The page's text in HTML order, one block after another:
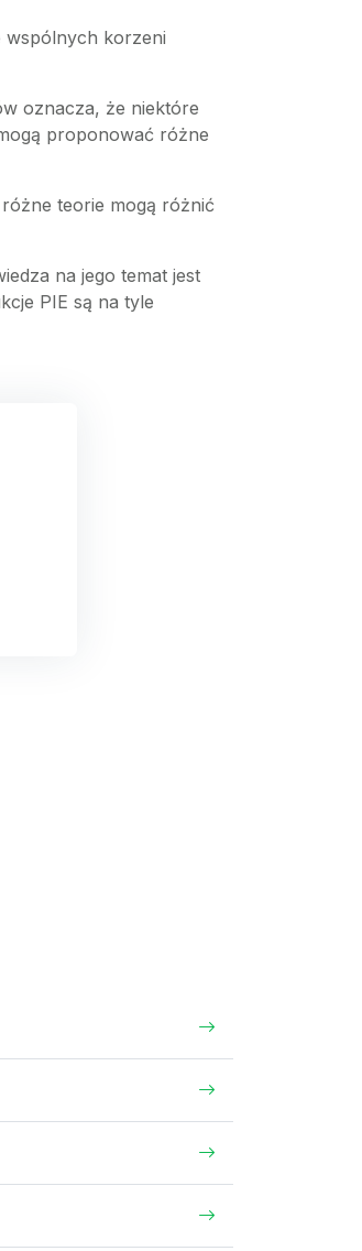
wspólnych korzeni
oznacza, że niektóre
proponować różne
teorie mogą różnić
na jego temat jest
PIE są na tyle